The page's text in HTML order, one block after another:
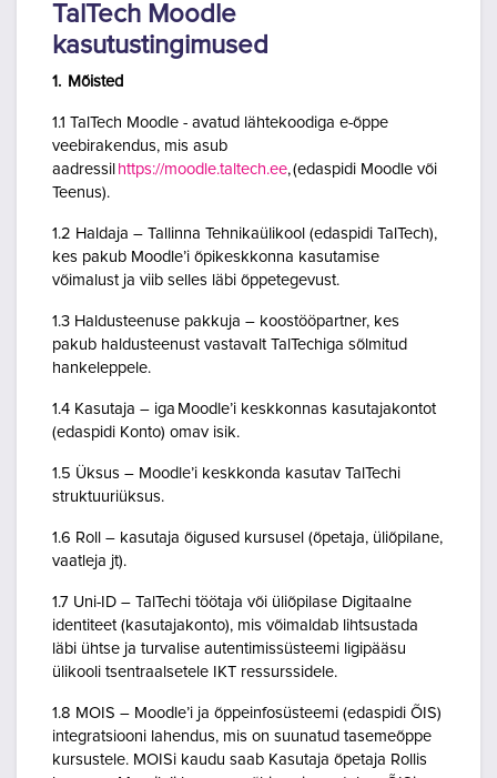
TalTech Moodle
kasutustingimused
1. Mõisted
1.1 TalTech Moodle - avatud lähtekoodiga e-õppe
veebirakendus, mis asub
aadressil https://moodle.taltech.ee, (edaspidi Moodle või
Teenus).
1.2 Haldaja – Tallinna Tehnikaülikool (edaspidi TalTech),
kes pakub Moodle’i õpikeskkonna kasutamise
võimalust ja viib selles läbi õppetegevust.
1.3 Haldusteenuse pakkuja – koostööpartner, kes
pakub haldusteenust vastavalt TalTechiga sõlmitud
hankeleppele.
1.4 Kasutaja – iga Moodle’i keskkonnas kasutajakontot
(edaspidi Konto) omav isik.
1.5 Üksus – Moodle’i keskkonda kasutav TalTechi
struktuuriüksus.
1.6 Roll – kasutaja õigused kursusel (õpetaja, üliõpilane,
vaatleja jt).
1.7 Uni-ID – TalTechi töötaja või üliõpilase Digitaalne
identiteet (kasutajakonto), mis võimaldab lihtsustada
läbi ühtse ja turvalise autentimissüsteemi ligipääsu
ülikooli tsentraalsetele IKT ressurssidele.
1.8 MOIS – Moodle’i ja õppeinfosüsteemi (edaspidi ÕIS)
integratsiooni lahendus, mis on suunatud tasemeõppe
kursustele. MOISi kaudu saab Kasutaja õpetaja Rollis